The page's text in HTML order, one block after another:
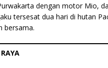
dengan motor Mio,
tersesat dua hari di hutan
bersama.